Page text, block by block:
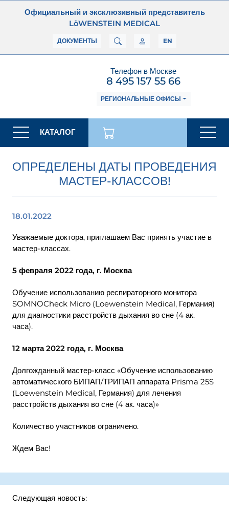
Официальный и эксклюзивный представитель
LöWENSTEIN MEDICAL
ДОКУМЕНТЫ EN
Телефон в Москве
8 495 157 55 66
РЕГИОНАЛЬНЫЕ ОФИСЫ
КАТАЛОГ
ОПРЕДЕЛЕНЫ ДАТЫ ПРОВЕДЕНИЯ
МАСТЕР-КЛАССОВ!
18.01.2022
Уважаемые доктора, приглашаем Вас принять участие в
мастер-классах.
5 февраля 2022 года, г. Москва
Обучение использованию респираторного монитора
SOMNOCheck Micro (Loewenstein Medical, Германия)
для диагностики расстройств дыхания во сне (4 ак.
часа).
12 марта 2022 года, г. Москва
Долгожданный мастер-класс «Обучение использованию
автоматического БИПАП/ТРИПАП аппарата Prisma 25S
(Loewenstein Medical, Германия) для лечения
расстройств дыхания во сне (4 ак. часа)»
Количество участников ограничено.
Ждем Вас!
Следующая новость: